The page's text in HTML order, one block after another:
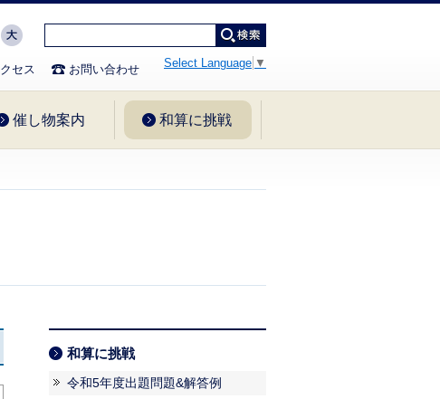
小さく
文字を元に戻す
セス お問い合わせ Select Language ▼
催し物案内 和算に挑戦
和算に挑戦
令和5年度出題問題&解答例